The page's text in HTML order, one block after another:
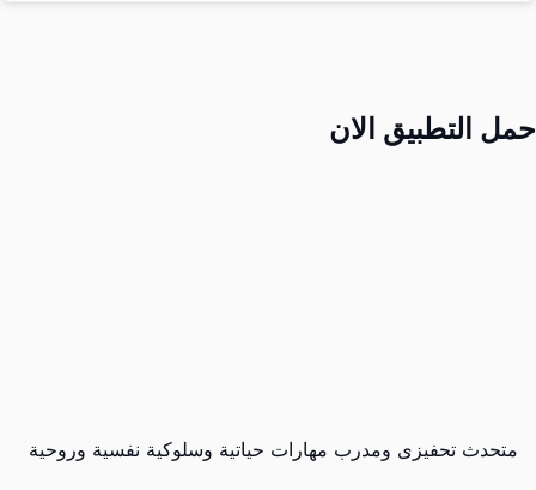
حمل التطبيق الان
متحدث تحفيزى ومدرب مهارات حياتية وسلوكية نفسية وروحية